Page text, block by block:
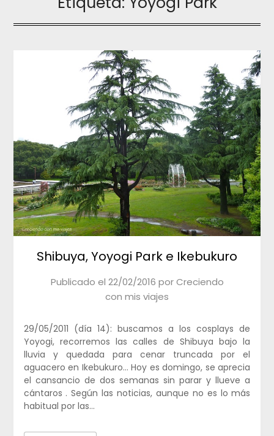
Shibuya, Yoyogi Park e Ikebukuro
Publicado el 22/02/2016 porCreciendo
con mis viajes
29/05/2011 (día 14): buscamos a los cosplays de
Yoyogi, recorremos las calles de Shibuya bajo la
lluvia y quedada para cenar truncada por el
aguacero en Ikebukuro… Hoy es domingo, se aprecia
el cansancio de dos semanas sin parar y llueve a
cántaros . Según las noticias, aunque no es lo más
habitual por las…